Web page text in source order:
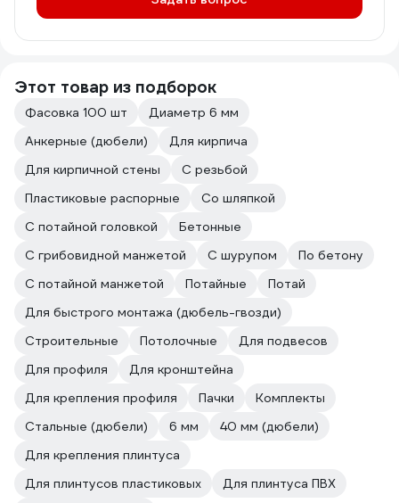
Этот товар из подборок
Фасовка 100 шт
Диаметр 6 мм
Анкерные (дюбели)
Для кирпича
Для кирпичной стены
С резьбой
Пластиковые распорные
Со шляпкой
С потайной головкой
Бетонные
С грибовидной манжетой
С шурупом
По бетону
С потайной манжетой
Потайные
Потай
Для быстрого монтажа (дюбель-гвозди)
Строительные
Потолочные
Для подвесов
Для профиля
Для кронштейна
Для крепления профиля
Пачки
Комплекты
Стальные (дюбели)
6 мм
40 мм (дюбели)
Для крепления плинтуса
Для плинтусов пластиковых
Для плинтуса ПВХ